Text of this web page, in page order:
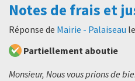
Notes de frais et
Réponse de Mairie - Palaiseau le
Partiellement aboutie
Monsieur, Nous vous prions de